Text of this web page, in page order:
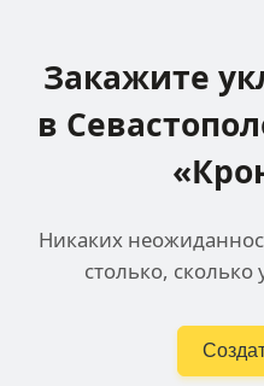
Закажите
в
Никаких
столько, сколько